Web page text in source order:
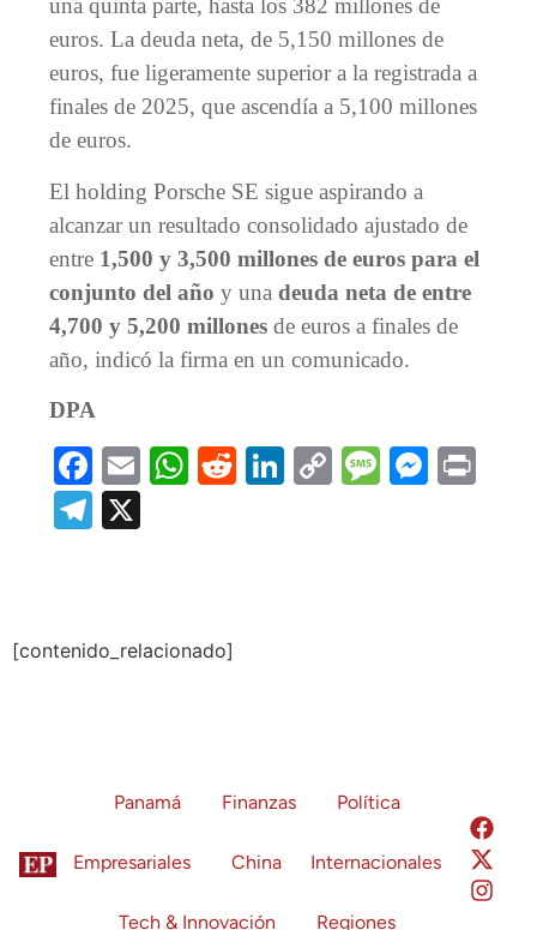
una quinta parte, hasta los 382 millones de
euros. La deuda neta, de 5,150 millones de
euros, fue ligeramente superior a la registrada a
finales de 2025, que ascendía a 5,100 millones
de euros.
El holding Porsche SE sigue aspirando a
alcanzar un resultado consolidado ajustado de
entre 1,500 y 3,500 millones de euros para el
conjunto del año y una deuda neta de entre
4,700 y 5,200 millones de euros a finales de
año, indicó la firma en un comunicado.
DPA
Facebook
EmailWhatsApp
RedditLinkedIn
CopyMessage
Telegram
[contenido_relacionado]
Panamá Finanzas Política
Empresariales China Internacionales
Tech & Innovación Regiones